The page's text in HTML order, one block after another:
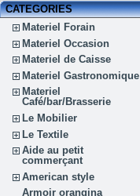
CATEGORIES
Materiel Forain
Materiel Occasion
Materiel de Caisse
Materiel Gastronomique
Materiel
Café/bar/Brasserie
Le Mobilier
Le Textile
Aide au petit
commerçant
American style
Armoir orangina